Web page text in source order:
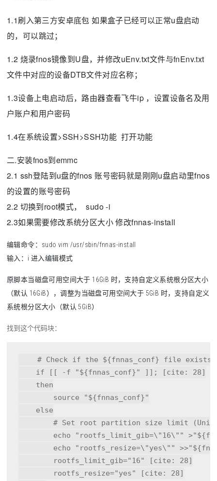
1.1刷入第三方安卓底包 如果盒子已经可以正常u盘启动
的，可以跳过；
1.2 烧录fnos镜像到U盘，并修改uEnv.txt文件与fnEnv.txt
文件中对应的设备DTB文件对应名称；
1.3设备上电启动后，路由器查看飞牛ip ，设置设备名及用
户账户和用户密码
1.4在系统设置>SSH>SSH功能 打开功能
二.安装fnos到emmc
2.1 ssh登陆到u盘的fnos 账号密码就是刚刚u盘启动里fnos
的设置的账号密码
2.2 切换到root模式， sudo -i
2.3如果需要修改系统分区大小 修改fnnas-install
编辑命令：sudo vim /usr/sbin/fnnas-install
输入：i 进入编辑模式
原脚本当磁盘可用空间大于 16GiB 时，支持自定义系统根分区大小
（默认 16GiB），调整为当磁盘可用空间大于 5GiB 时，支持自定义
系统根分区大小（默认 5GiB）
找到这个代码块：
# Check if the ${fnnas_conf} file exists
if [[ -f "${fnnas_conf}"
]]; [cite: 28]
then
source
"${fnnas_conf}"
else
# Set root partition size limit
echo
"rootfs_limit_gib=\"16\"" >"
echo
"rootfs_resize=\"yes\"" >>"
        rootfs_limit_gib=
"16"
[cite: 28]
        rootfs_resize=
"yes"
[cite: 28]